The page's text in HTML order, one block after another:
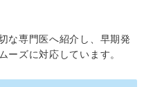
な専門医へ紹介し、早期発
ーズに対応しています。